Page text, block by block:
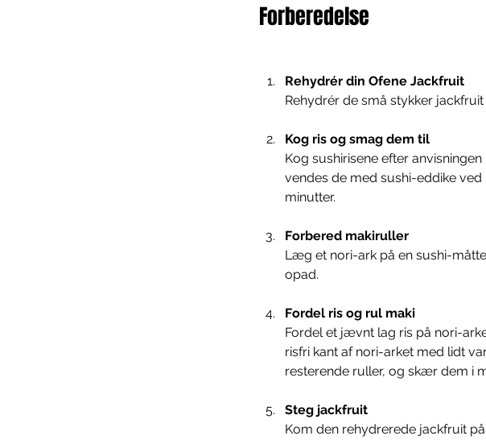
Forberedelse
Rehydrér din Ofene Jackfruit
Rehydrér de små stykker
Kog ris og smag dem til
Kog sushirisene efter
vendes de med sushi-eddike
minutter.
Forbered makiruller
Læg et nori-ark på en sushi-
opad.
Fordel ris og rul maki
Fordel et jævnt lag ris på nori-
risfri kant af nori-arket med lidt
resterende ruller, og skær dem i
Steg jackfruit
Kom den rehydrerede jackfruit